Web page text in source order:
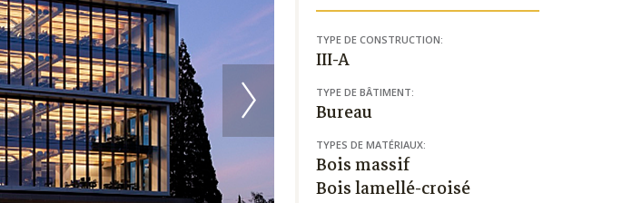
TYPE DE CONSTRUCTION:
III-A
TYPE DE BÂTIMENT:
Bureau
TYPES DE MATÉRIAUX:
Bois massif
Bois lamellé-croisé